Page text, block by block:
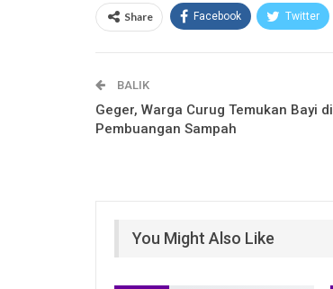
Share Facebook Twitter
BALIK
Geger, Warga Curug Temukan Bayi
Pembuangan Sampah
You Might Also Like